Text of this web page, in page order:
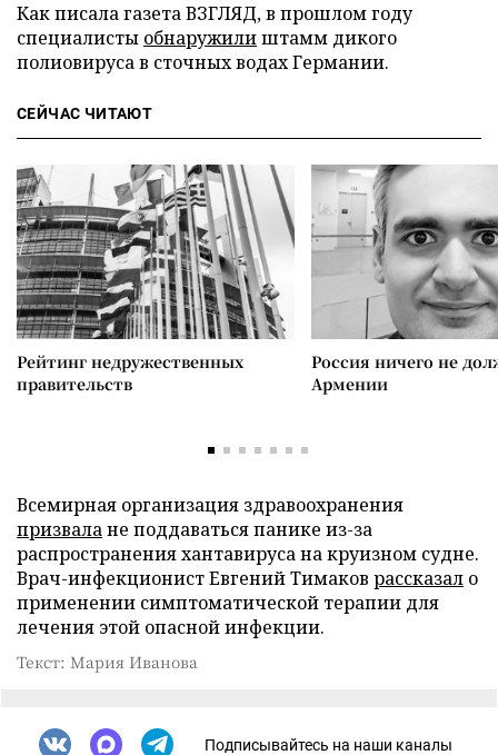
Как писала газета ВЗГЛЯД, в прошлом году
специалисты обнаружилиштамм дикого
полиовируса в сточных водах Германии.
СЕЙЧАС ЧИТАЮТ
Рейтинг недружественных
правительств
Россия ничего не
Армении
Всемирная организация здравоохранения
призвалане поддаваться панике из-за
распространения хантавируса на круизном судне.
Врач-инфекционист Евгений Тимаков рассказал о
применении симптоматической терапии для
лечения этой опасной инфекции.
Текст: Мария Иванова
Подписывайтесь на наши каналы